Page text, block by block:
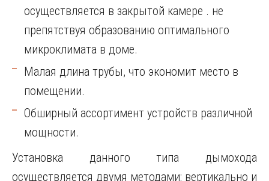
осуществляется в закрытой камере . не
препятствуя образованию оптимального
микроклимата в доме.
Малая длина трубы, что экономит место в
помещении.
Обширный ассортимент устройств различной
мощности.
Установка данного типа дымохода
осуществляется двумя методами: вертикально и